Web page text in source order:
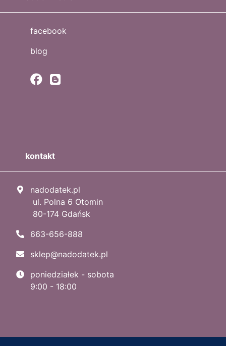
facebook
blog
kontakt
nadodatek.pl
ul. Polna 6 Otomin
80-174 Gdańsk
663-656-888
sklep@nadodatek.pl
poniedziałek - sobota
9:00 - 18:00